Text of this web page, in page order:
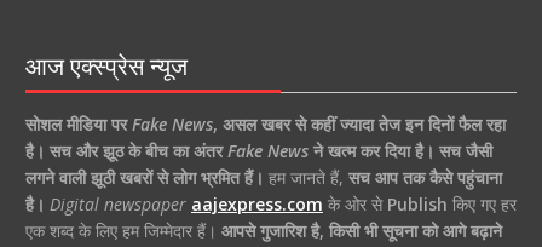
आज एक्स्प्रेस न्यूज
सोशल मीडिया परFake News, असल खबर से कहीं ज्यादा तेज इन दिनों फैल रहा
है। सच और झूठ के बीच का अंतरFake Newsने खत्म कर दिया है। सच जैसी
लगने वाली झूठी खबरों से लोग भ्रमित हैं। हम जानते हैं, सच आप तक कैसे पहुंचाना
है। Digital newspaper aajexpress.com के ओर से Publish किए गए हर
एक शब्द के लिए हम जिम्मेदार हैं। आपसे गुजारिश है, किसी भी सूचना को आगे बढ़ाने